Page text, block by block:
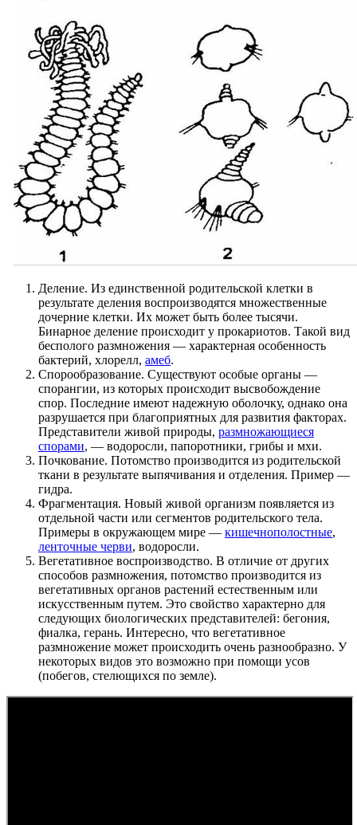
Деление. Из единственной родительской клетки в
результате деления воспроизводятся множественные
дочерние клетки. Их может быть более тысячи.
Бинарное деление происходит у прокариотов. Такой вид
бесполого размножения — характерная особенность
бактерий, хлорелл, амеб.
Спорообразование. Существуют особые органы —
спорангии, из которых происходит высвобождение
спор. Последние имеют надежную оболочку, однако она
разрушается при благоприятных для развития факторах.
Представители живой природы, размножающиеся
спорами, — водоросли, папоротники, грибы и мхи.
Почкование. Потомство производится из родительской
ткани в результате выпячивания и отделения. Пример —
гидра.
Фрагментация. Новый живой организм появляется из
отдельной части или сегментов родительского тела.
Примеры в окружающем мире — кишечнополостные,
ленточные черви, водоросли.
Вегетативное воспроизводство. В отличие от других
способов размножения, потомство производится из
вегетативных органов растений естественным или
искусственным путем. Это свойство характерно для
следующих биологических представителей: бегония,
фиалка, герань. Интересно, что вегетативное
размножение может происходить очень разнообразно. У
некоторых видов это возможно при помощи усов
(побегов, стелющихся по земле).